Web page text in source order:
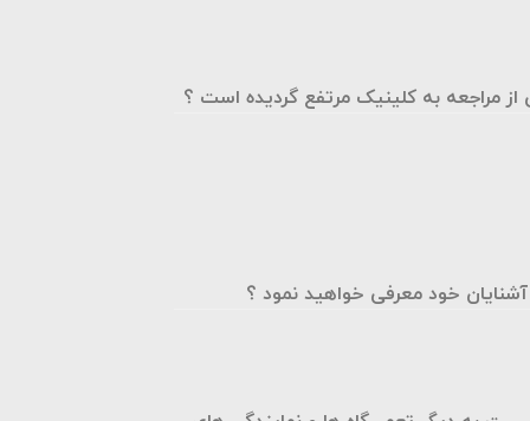
مراجعه به کلینیک مرتفع گردیده است ؟
خود معرفی خواهید نمود ؟